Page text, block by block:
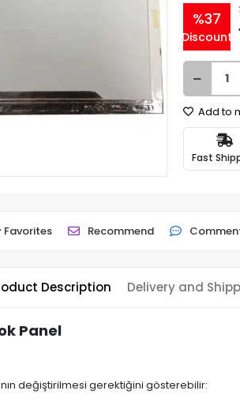
%37
Discount
Add to
Fast
Favorites Recommend
Description Delivery and
Panel
değiştirilmesi gerektiğini gösterebilir: